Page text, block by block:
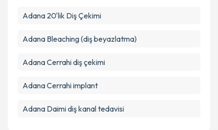
Adana 20'lik Diş Çekimi
Adana Bleaching (diş beyazlatma)
Adana Cerrahi diş çekimi
Adana Cerrahi implant
Adana Daimi diş kanal tedavisi